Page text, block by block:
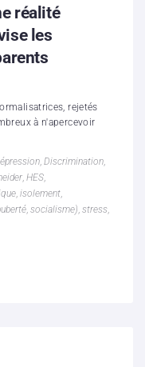
réalité
les
rejetés
à n'apercevoir
, Discrimination,
, HES,
, isolement,
, socialisme), stress,